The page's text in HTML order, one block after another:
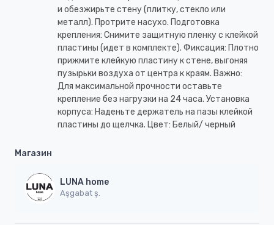
и обезжирьте стену (плитку, стекло или
металл). Протрите насухо. Подготовка
крепления: Снимите защитную пленку с клейкой
пластины (идет в комплекте). Фиксация: Плотно
прижмите клейкую пластину к стене, выгоняя
пузырьки воздуха от центра к краям. Важно:
Для максимальной прочности оставьте
крепление без нагрузки на 24 часа. Установка
корпуса: Наденьте держатель на пазы клейкой
пластины до щелчка. Цвет: Белый/ черный
Магазин
LUNA home
Aşgabat ş.